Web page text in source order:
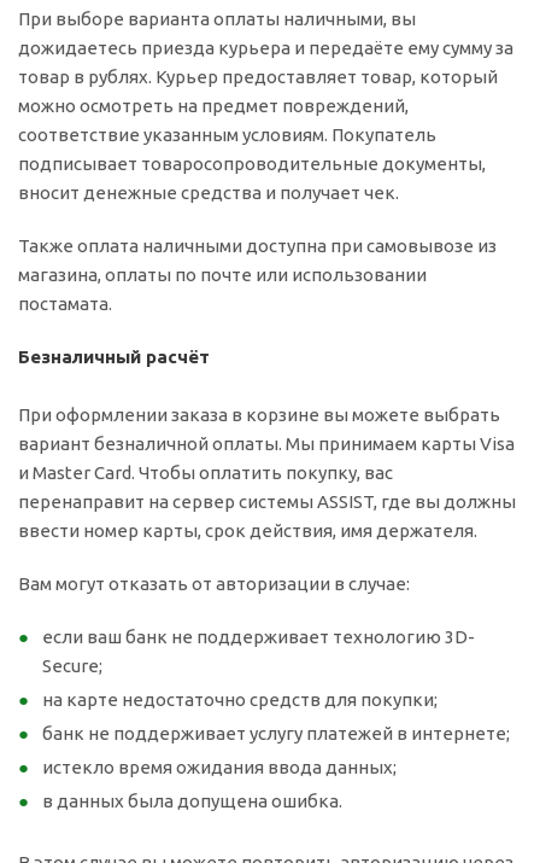
При выборе варианта оплаты наличными, вы
дожидаетесь приезда курьера и передаёте ему сумму за
товар в рублях. Курьер предоставляет товар, который
можно осмотреть на предмет повреждений,
соответствие указанным условиям. Покупатель
подписывает товаросопроводительные документы,
вносит денежные средства и получает чек.
Также оплата наличными доступна при самовывозе из
магазина, оплаты по почте или использовании
постамата.
Безналичный расчёт
При оформлении заказа в корзине вы можете выбрать
вариант безналичной оплаты. Мы принимаем карты Visa
и Master Card. Чтобы оплатить покупку, вас
перенаправит на сервер системы ASSIST, где вы должны
ввести номер карты, срок действия, имя держателя.
Вам могут отказать от авторизации в случае:
если ваш банк не поддерживает технологию 3D-
Secure;
на карте недостаточно средств для покупки;
банк не поддерживает услугу платежей в интернете;
истекло время ожидания ввода данных;
в данных была допущена ошибка.